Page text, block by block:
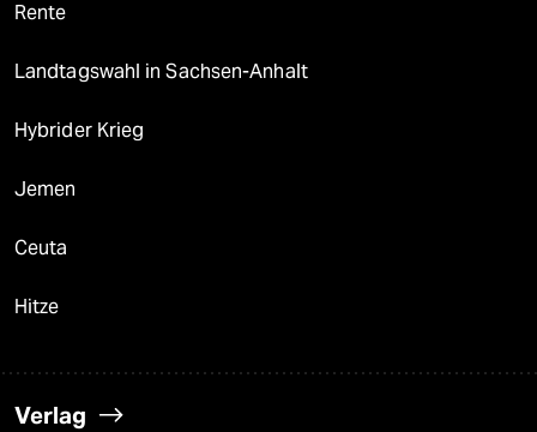
Rente
Landtagswahl in Sachsen-Anhalt
Hybrider Krieg
Jemen
Ceuta
Hitze
Verlag